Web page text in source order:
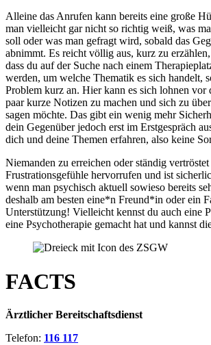
Alleine das Anrufen kann bereits eine große
man vielleicht gar nicht so richtig weiß, was
soll oder was man gefragt wird, sobald das
abnimmt. Es reicht völlig aus, kurz zu
dass du auf der Suche nach einem
werden, um welche Thematik es sich handelt,
Problem kurz an. Hier kann es sich lohnen vor
paar kurze Notizen zu machen und sich zu
sagen möchte. Das gibt ein wenig mehr
dein Gegenüber jedoch erst im Erstgespräch
dich und deine Themen erfahren, also keine
Niemanden zu erreichen oder ständig
Frustrationsgefühle hervorrufen und ist
wenn man psychisch aktuell sowieso bereits
deshalb am besten eine*n Freund*in oder ein
Unterstützung! Vielleicht kennst du auch eine
eine Psychotherapie gemacht hat und kannst
FACTS
Ärztlicher Bereitschaftsdienst
Telefon: 116 117